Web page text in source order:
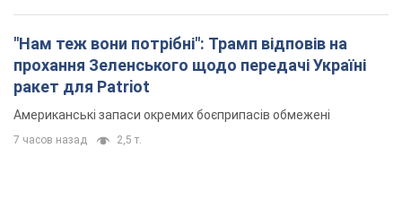
"Нам теж вони потрібні": Трамп відповів на
прохання Зеленського щодо передачі Україні
ракет для Patriot
Американські запаси окремих боєприпасів обмежені
7 часов назад 2,5 т.